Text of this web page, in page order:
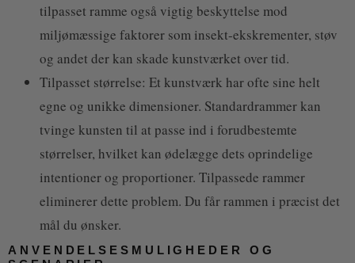
tilpasset ramme også vigtig beskyttelse mod
miljømæssige faktorer som insekt-ekskrementer, støv
og andet der kan skade kunstværket over tid.
Tilpasset størrelse: Et kunstværk har ofte sine helt
egne og unikke dimensioner. Standardrammer kan
tvinge kunsten til at passe ind i forudbestemte
størrelser, hvilket kan ødelægge dets oprindelige
intentioner og proportioner. Tilpassede rammer
eliminerer dette problem. Du får rammen i præcist det
mål du ønsker.
ANVENDELSESMULIGHEDER OG